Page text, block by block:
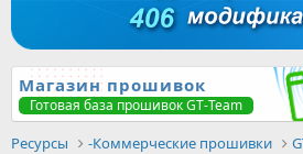
Магазин прошивок
Готовая база прошивок GT-Team
Ресурсы -Коммерческие прошивки